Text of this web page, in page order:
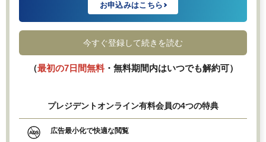
お申込みはこちら
今すぐ登録して続きを読む
（最初の7日間無料・無料期間内はいつでも解約可）
プレジデントオンライン有料会員の4つの特典
広告最小化で快適な閲覧